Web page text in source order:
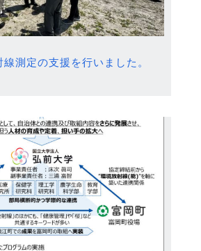
測定の支援を行いました。